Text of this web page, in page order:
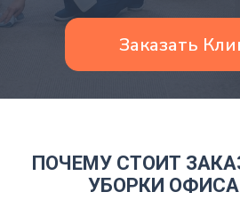
Заказать
ПОЧЕМУ СТОИТ
УБОРКИ ОФИСА